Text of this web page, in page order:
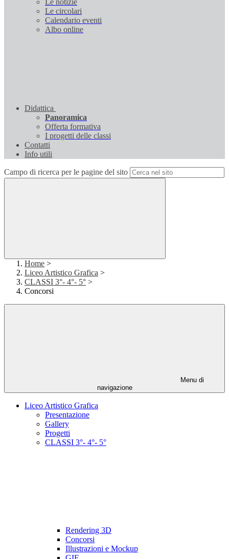
Le notizie
Le circolari
Calendario eventi
Albo online
Didattica
Panoramica
Offerta formativa
I progetti delle classi
Contatti
Info utili
Campo di ricerca per le pagine del sito
Home >
Liceo Artistico Grafica >
CLASSI 3°- 4°- 5° >
Concorsi
Menu di
navigazione
Liceo Artistico Grafica
Presentazione
Gallery
Progetti
CLASSI 3°- 4°- 5°
Rendering 3D
Concorsi
Illustrazioni e Mockup